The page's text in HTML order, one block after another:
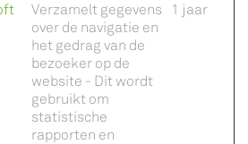
Verzamelt gegevens
over de navigatie en
het gedrag van de
bezoeker op de
website - Dit wordt
gebruikt om
statistische
rapporten en
1 jaar